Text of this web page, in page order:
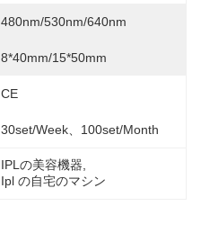
480nm/530nm/640nm
8*40mm/15*50mm
CE
30set/week、100set/Month
IPLの美容機器
Ipl の自宅のマシン